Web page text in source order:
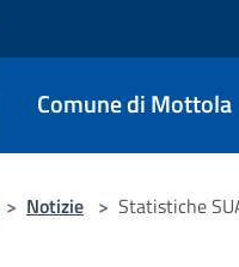
Comune di Mottola
> Notizie > Statistiche